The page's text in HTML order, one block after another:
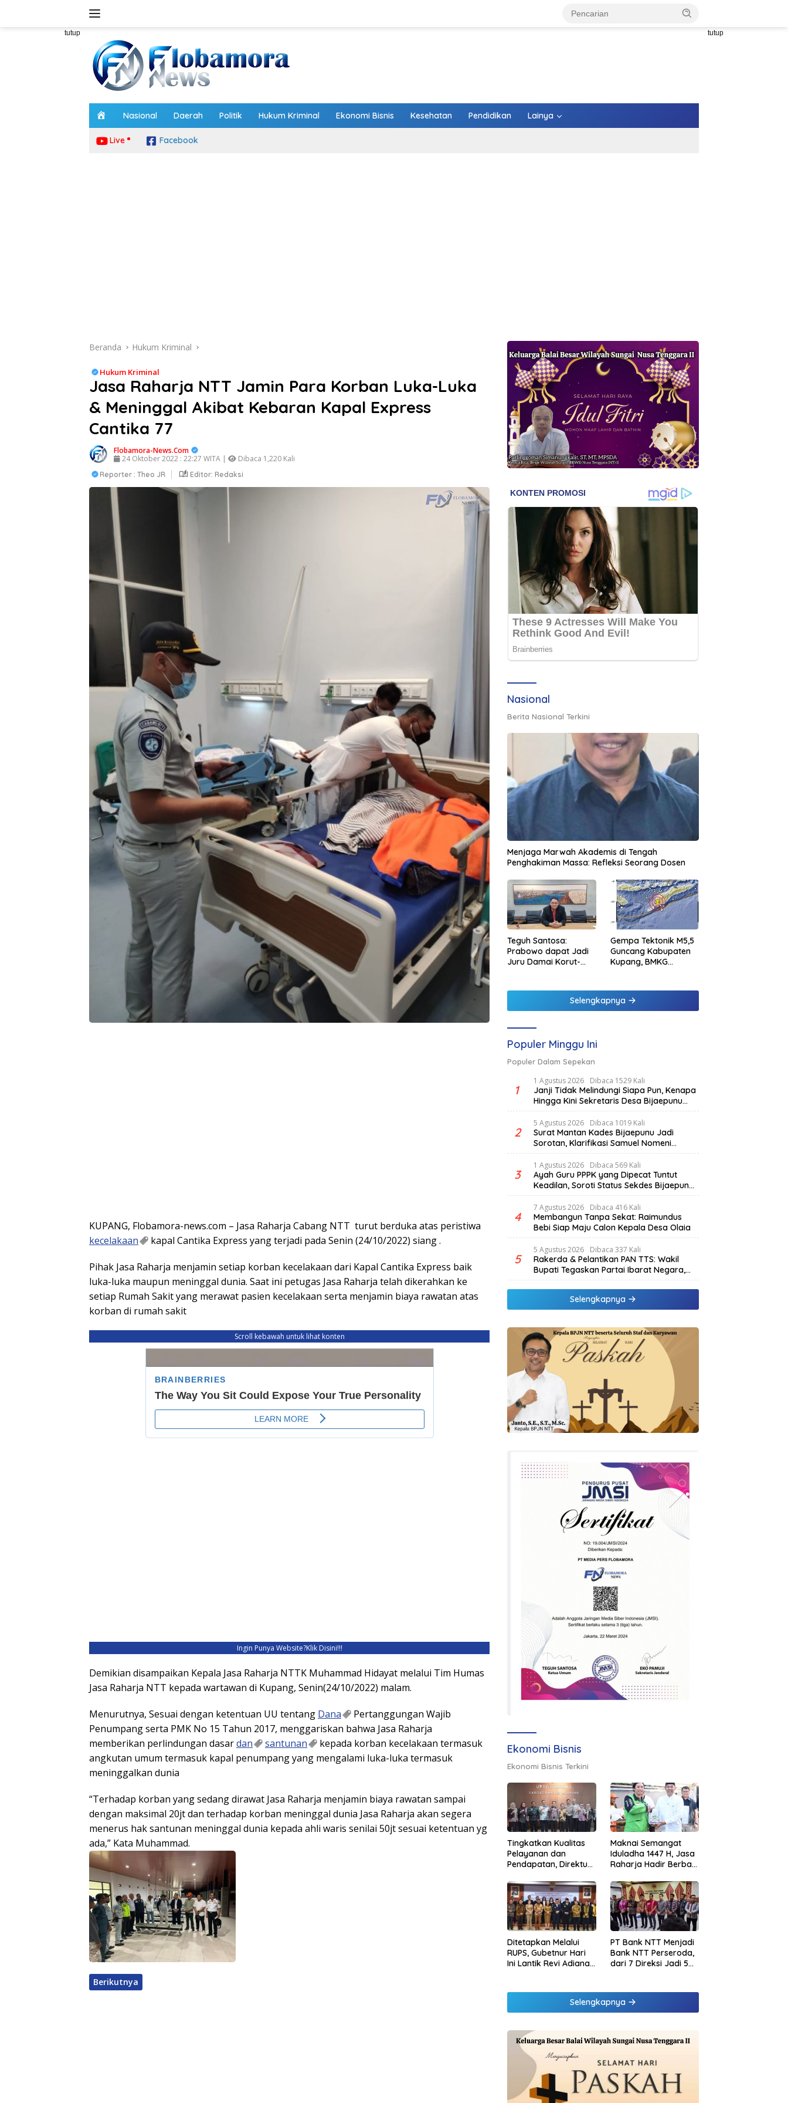
tutup tutup
o
m
e
Nasional Daerah Politik Hukum Kriminal Ekonomi Bisnis Kesehatan Pendidikan Lainya
Live Facebook
Beranda Hukum Kriminal
Hukum Kriminal
Jasa Raharja NTT Jamin Para Korban Luka-Luka
& Meninggal Akibat Kebaran Kapal Express
Cantika 77
Flobamora-News.Com
24 Oktober 2022 : 22:27 WITA |
Dibaca 1,220 Kali
Reporter : Theo JR Editor: Redaksi
KUPANG, Flobamora-news.com – Jasa Raharja Cabang NTT turut berduka atas peristiwa
kecelakaan
kapal Cantika Express yang terjadi pada Senin (24/10/2022) siang .
Pihak Jasa Raharja menjamin setiap korban kecelakaan dari Kapal Cantika Express baik
luka-luka maupun meninggal dunia. Saat ini petugas Jasa Raharja telah dikerahkan ke
setiap Rumah Sakit yang merawat pasien kecelakaan serta menjamin biaya rawatan atas
korban di rumah sakit
Scroll kebawah untuk lihat konten
Ingin Punya Website?Klik Disini!!!
Demikian disampaikan Kepala Jasa Raharja NTTK Muhammad Hidayat melalui Tim Humas
Jasa Raharja NTT kepada wartawan di Kupang, Senin(24/10/2022) malam.
Menurutnya, Sesuai dengan ketentuan UU tentang Dana
Pertanggungan Wajib
Penumpang serta PMK No 15 Tahun 2017, menggariskan bahwa Jasa Raharja
memberikan perlindungan dasardan santunan
kepada korban kecelakaan termasuk
angkutan umum termasuk kapal penumpang yang mengalami luka-luka termasuk
meninggalkan dunia
“Terhadap korban yang sedang dirawat Jasa Raharja menjamin biaya rawatan sampai
dengan maksimal 20jt dan terhadap korban meninggal dunia Jasa Raharja akan segera
menerus hak santunan meninggal dunia kepada ahli waris senilai 50jt sesuai ketentuan yg
ada,” Kata Muhammad.
Berikutnya
Nasional
Berita Nasional Terkini
Menjaga Marwah Akademis di Tengah
Penghakiman Massa: Refleksi Seorang Dosen
Teguh Santosa:
Prabowo dapat Jadi
Juru Damai Korut-
Gempa Tektonik M5,5
Guncang Kabupaten
Kupang, BMKG
Selengkapnya
Populer Minggu Ini
Populer Dalam Sepekan
1
1 Agustus 2026 Dibaca 1529 Kali
Janji Tidak Melindungi Siapa Pun, Kenapa
Hingga Kini Sekretaris Desa Bijaepunu
Masih Aktif. Berikut penjelasan Ketua
Komisi I DPRD TTS.
2
5 Agustus 2026 Dibaca 1019 Kali
Surat Mantan Kades Bijaepunu Jadi
Sorotan, Klarifikasi Samuel Nomeni
Berbeda dengan Isi Dokumen yang
Beredar
3
1 Agustus 2026 Dibaca 569 Kali
Ayah Guru PPPK yang Dipecat Tuntut
Keadilan, Soroti Status Sekdes Bijaepunu
yang Masih Aktif Bekerja
4
7 Agustus 2026 Dibaca 416 Kali
Membangun Tanpa Sekat: Raimundus
Bebi Siap Maju Calon Kepala Desa Olaia
5
5 Agustus 2026 Dibaca 337 Kali
Rakerda & Pelantikan PAN TTS: Wakil
Bupati Tegaskan Partai Ibarat Negara,
SPK Buka Kabar Sawah 3.000 Hektar &
Larangan Politik Uang
Selengkapnya
Ekonomi Bisnis
Ekonomi Bisnis Terkini
Tingkatkan Kualitas
Pelayanan dan
Pendapatan, Direktur
Raharja Berikan
Pembinaan di
Lampung dan Tinjau
Samsat Rajabasa
Maknai Semangat
Iduladha 1447 H, Jasa
Raharja Hadir Berbagi
melalui Penyaluran
Paket Daging Kurban
Ditetapkan Melalui
RUPS, Gubetnur Hari
Ini Lantik Revi Adiana
PT Bank NTT Menjadi
Bank NTT Perseroda,
dari 7 Direksi Jadi 5
Komisaris
Selengkapnya